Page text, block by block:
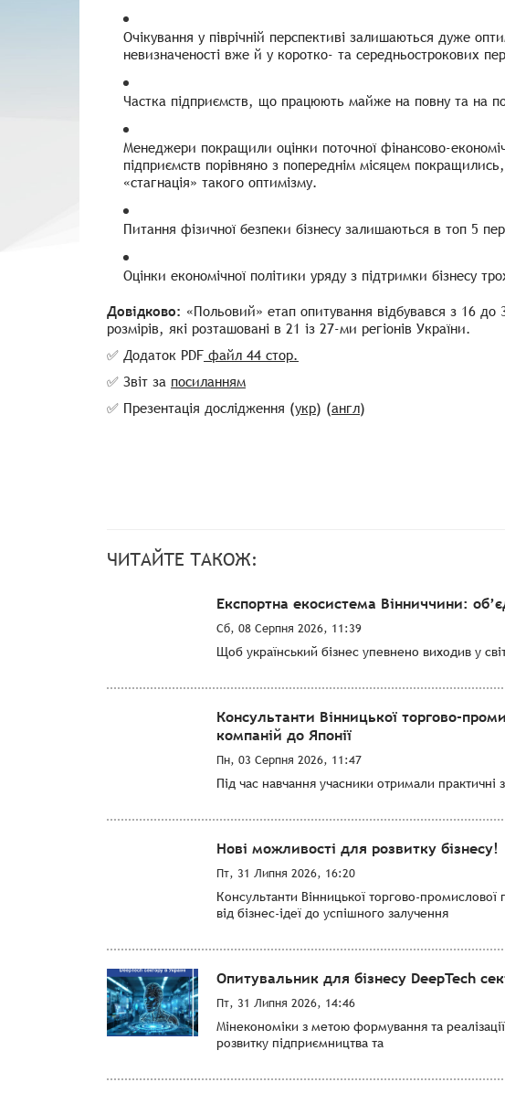
Очікування у піврічній перспективі залишаються дуже
невизначеності вже й у коротко- та середньострокових
Частка підприємств, що працюють майже на повну та на
Менеджери покращили оцінки поточної фінансово-
підприємств порівняно з попереднім місяцем
«стагнація» такого оптимізму.
Питання фізичної безпеки бізнесу залишаються в топ 5
Оцінки економічної політики уряду з підтримки бізнесу
Довідково: «Польовий» етап опитування відбувався з 16
розмірів, які розташовані в 21 із 27-ми регіонів України.
✅ Додаток PDF файл 44 стор.
✅ Звіт за посиланням
✅ Презентація дослідження (укр) (англ)
ЧИТАЙТЕ ТАКОЖ:
Експортна екосистема Вінниччини:
Сб, 08 Серпня 2026, 11:39
Щоб український бізнес упевнено виходив у
Консультанти Вінницької торгово-
компаній до Японії
Пн, 03 Серпня 2026, 11:47
Під час навчання учасники отримали
Нові можливості для розвитку бізнесу!
Пт, 31 Липня 2026, 16:20
Консультанти Вінницької торгово-
від бізнес-ідеї до успішного залучення
Опитувальник для бізнесу DeepTech
Пт, 31 Липня 2026, 14:46
Мінекономіки з метою формування та
розвитку підприємництва та